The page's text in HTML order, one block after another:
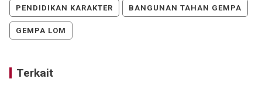
PENDIDIKAN KARAKTER BANGUNAN TAHAN GEMPA
GEMPA LOM
Terkait